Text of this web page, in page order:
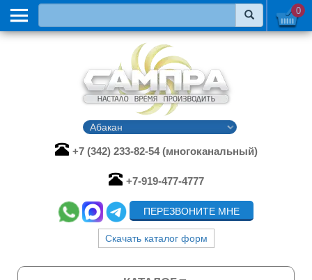
+7 (342) 233-82-54 (многоканальный)
+7-919-477-4777
ПЕРЕЗВОНИТЕ МНЕ
Скачать каталог форм
0